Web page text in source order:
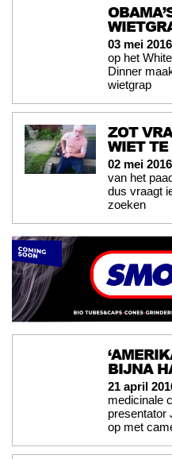
03 mei 2016
op het
Dinner
wietgrap
ZOT
WIET
02 mei 2016
van het
dus vraagt
zoeken
BIJNA
21 april
medicinale
presentator
op met